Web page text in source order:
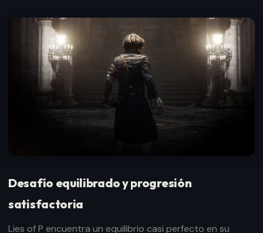
Desafío equilibrado y progresión
satisfactoria
Lies of P encuentra un equilibrio casi perfecto en su